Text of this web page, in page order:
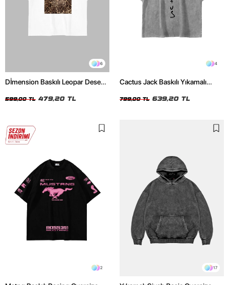
6
Dİmension Baskılı Leopar Desenli
Tshirt
599,00 TL 479,20 TL
4
Cactus Jack Baskılı Yıkamalı
799,00 TL 639,20 TL
2 17